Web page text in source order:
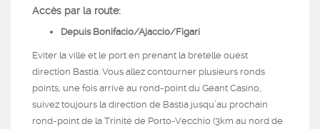
Accès par la route:
Depuis Bonifacio/Ajaccio/Figari
Eviter la ville et le port en prenant la bretelle ouest
direction Bastia. Vous allez contourner plusieurs ronds
points, une fois arrivé au rond-point du Géant Casino,
suivez toujours la direction de Bastia jusqu’au prochain
rond-point de la Trinité de Porto-Vecchio (3km au nord de